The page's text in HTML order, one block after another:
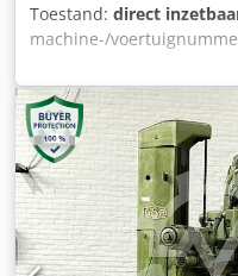
Toestand: direct
machine-/
,
zaagbandlengte:4.640
TECHNISCHE DETAILS
Halfautomatisch
Zaagcapaciteit rond: 360
Zaagbladbreedte: 34 mm
MACHINE-DETAILS
Hydraulisch Vermogen:
Transportverpakkingen: 1